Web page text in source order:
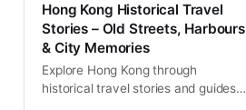
Hong Kong Historical Travel
Stories – Old Streets, Harbours
& City Memories
Explore Hong Kong through
historical travel stories and guides.